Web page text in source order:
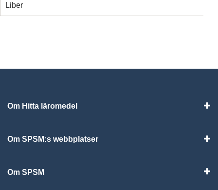
Liber
Om Hitta läromedel
Om SPSM:s webbplatser
Om SPSM